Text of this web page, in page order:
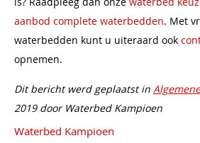
aanbod complete waterbedden. Met
waterbedden kunt u uiteraard ook
opnemen.
Dit bericht werd geplaatst in
2019 door Waterbed Kampioen
Waterbed Kampioen